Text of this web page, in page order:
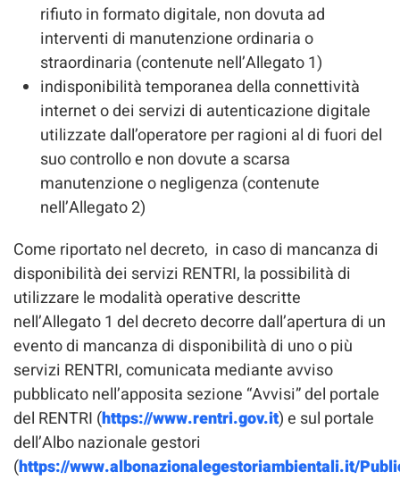
rifiuto in formato digitale, non dovuta ad
interventi di manutenzione ordinaria o
straordinaria (contenute nell’Allegato 1)
indisponibilità temporanea della connettività
internet o dei servizi di autenticazione digitale
utilizzate dall’operatore per ragioni al di fuori del
suo controllo e non dovute a scarsa
manutenzione o negligenza (contenute
nell’Allegato 2)
Come riportato nel decreto, in caso di mancanza di
disponibilità dei servizi RENTRI, la possibilità di
utilizzare le modalità operative descritte
nell’Allegato 1 del decreto decorre dall’apertura di un
evento di mancanza di disponibilità di uno o più
servizi RENTRI, comunicata mediante avviso
pubblicato nell’apposita sezione “Avvisi” del portale
del RENTRI (https://www.rentri.gov.it) e sul portale
dell’Albo nazionale gestori
(https://www.albonazionalegestoriambientali.it/